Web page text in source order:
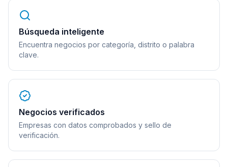
Búsqueda inteligente
Encuentra negocios por categoría, distrito o palabra
clave.
Negocios verificados
Empresas con datos comprobados y sello de
verificación.